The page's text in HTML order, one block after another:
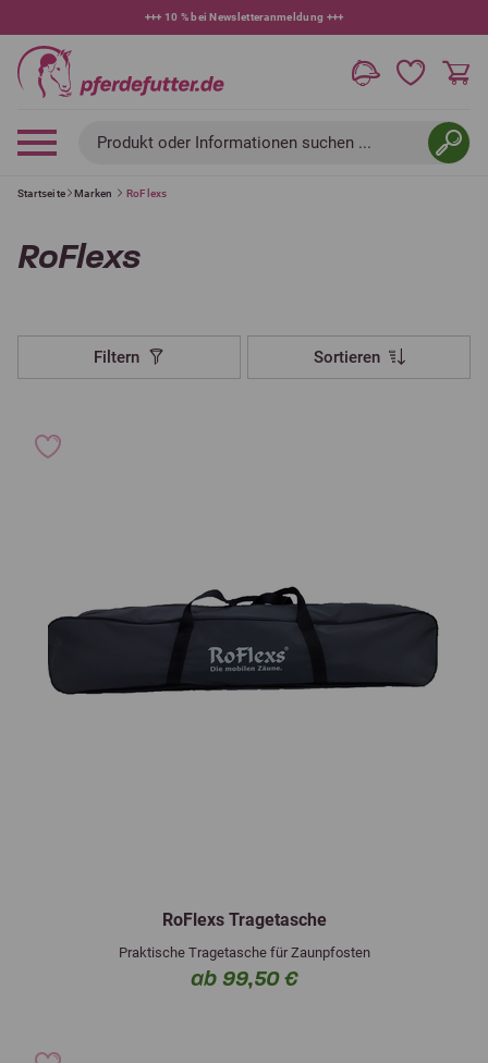
+++ 10 % bei Newsletteranmeldung +++
Produkt oder Informationen suchen ...
Startseite Marken RoFlexs
RoFlexs
Filtern Sortieren
RoFlexs Tragetasche
Praktische Tragetasche für Zaunpfosten
ab 99,50 €